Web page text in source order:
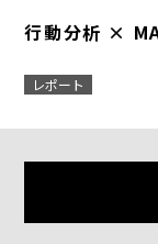
行動分析 ×
レポート